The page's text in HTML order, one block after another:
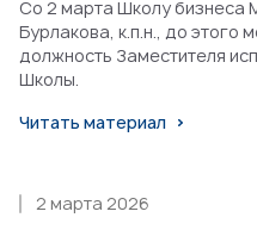
Со 2 марта Школу бизнеса
Бурлакова, к.п.н., до этого
должность Заместителя
Школы.
Читать материал
2 марта 2026